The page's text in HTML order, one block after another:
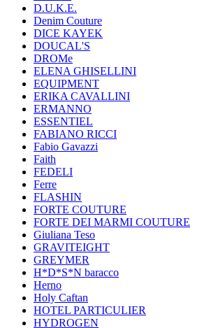
D.U.K.E.
Denim Couture
DICE KAYEK
DOUCAL'S
DROMe
ELENA GHISELLINI
EQUIPMENT
ERIKA CAVALLINI
ERMANNO
ESSENTIEL
FABIANO RICCI
Fabio Gavazzi
Faith
FEDELI
Ferre
FLASHIN
FORTE COUTURE
FORTE DEI MARMI COUTURE
Giuliana Teso
GRAVITEIGHT
GREYMER
H*D*S*N baracco
Herno
Holy Caftan
HOTEL PARTICULIER
HYDROGEN